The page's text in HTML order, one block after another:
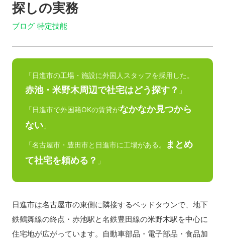
探しの実務
ブログ 特定技能
「日進市の工場・施設に外国人スタッフを採用した。
赤池・米野木周辺で社宅はどう探す？ 」
「日進市で外国籍OKの賃貸がなかなか見つから
ない 」
「名古屋市・豊田市と日進市に工場がある。
まとめ
て社宅を頼める？ 」
日進市は名古屋市の東側に隣接するベッドタウンで、地下
鉄鶴舞線の終点・赤池駅と名鉄豊田線の米野木駅を中心に
住宅地が広がっています。自動車部品・電子部品・食品加